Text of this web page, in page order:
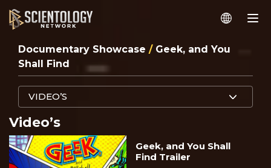
Documentary Showcase / Geek, and You
Shall Find
VIDEO’S
Video’s
Geek, and You Shall
Find Trailer